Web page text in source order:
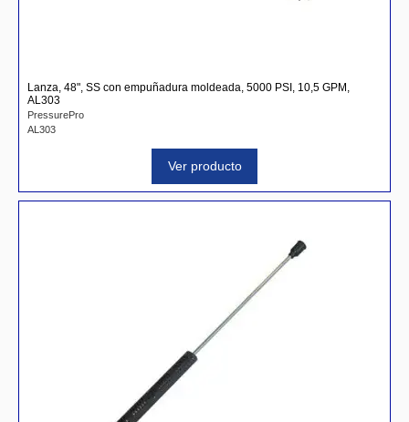
Lanza, 48", SS con empuñadura moldeada, 5000 PSI, 10,5 GPM,
AL303
PressurePro
AL303
Ver producto